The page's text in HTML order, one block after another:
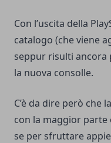
Con l’uscita della
catalogo (che viene
seppur risulti
la nuova consolle.
C’è da dire però che
con la maggior parte
se per sfruttare